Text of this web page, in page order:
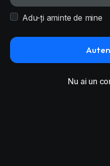
Adu-ți aminte de mine
Nu ai un